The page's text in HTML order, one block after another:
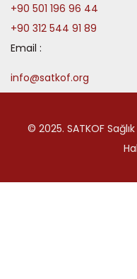
+90 501 196 96 44
+90 312 544 91 89
Email :
info@satkof.org
© 2025. SATKOF